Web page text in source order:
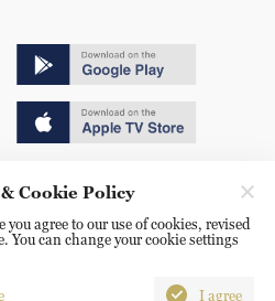
号
85061466
Cookie Policy
agree to our use of cookies, revised
You can change your cookie settings
I agree